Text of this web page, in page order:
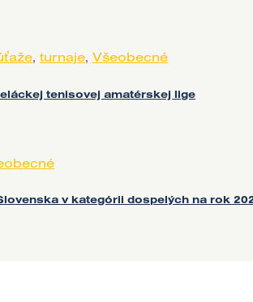
, turnaje, Všeobecné
tenisovej amatérskej lige
v kategórii dospelých na rok